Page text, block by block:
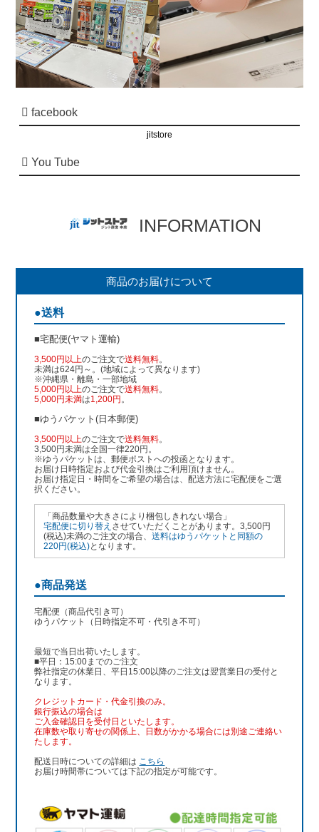
facebook
jitstore
You Tube
INFORMATION
商品のお届けについて
●送料
■宅配便(ヤマト運輸)
3,500円以上のご注文で送料無料。
未満は624円～。(地域によって異なります)
※沖縄県・離島・一部地域
5,000円以上のご注文で送料無料。
5,000円未満は1,200円 。
■ゆうパケット(日本郵便)
3,500円以上のご注文で送料無料。
3,500円未満は全国一律220円。
※ゆうパケットは、郵便ポストへの投函となります。
お届け日時指定および代金引換はご利用頂けません。
お届け指定日・時間をご希望の場合は、配送方法に宅配便をご選
択ください。
「商品数量や大きさにより梱包しきれない場合」
宅配便に切り替え させていただくことがあります。3,500円
(税込)未満のご注文の場合、送料はゆうパケットと同額の
220円(税込)となります。
●商品発送
宅配便（商品代引き可）
ゆうパケット（日時指定不可・代引き不可）
最短で当日出荷いたします。
■平日：15:00までのご注文
弊社指定の休業日、平日15:00以降のご注文は翌営業日の受付と
なります。
クレジットカード・代金引換のみ。
銀行振込の場合は
ご入金確認日を受付日といたします。
在庫数や取り寄せの関係上、日数がかかる場合には別途ご連絡い
たします。
配送日時についての詳細は こちら
お届け時間帯については下記の指定が可能です。